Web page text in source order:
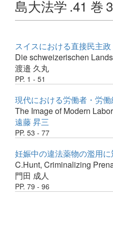
島大法学 .41 巻
スイスにおける直接民主
Die schweizerischen
渡邉 久丸
PP. 1 - 51
現代における労働者・労
The Image of Modern
遠藤 昇三
PP. 53 - 77
妊娠中の違法薬物の濫用
C.Hunt, Criminalizing
門田 成人
PP. 79 - 96